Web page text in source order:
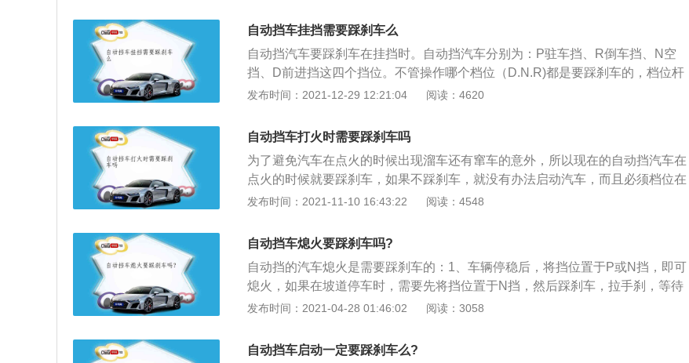
动，过高则油耗高。怠速会自动升高50至150转的情况有：1、冷启动、水温低；
2、电池亏电；3、开空调制冷。
自动挡车挂挡需要踩刹车么
自动挡汽车要踩刹车在挂挡时。自动挡汽车分别为：P驻车挡、R倒车挡、N空
挡、D前进挡这四个挡位。不管操作哪个档位（D.N.R)都是要踩刹车的，档位杆
式是推不动的如果不踩刹车的话，这里有一个安全的锁止机构的设置。车辆停车
挡；R挡，倒车挡，自动挡有一个特点，无论如何都挂不上倒挡当汽车在移动
时，所以一定要踩刹车；N档是空挡，这个争议比较大，挂空挡的时候，假如不
踩刹车，轻则溜车，重则空挡滑行。挂N挡最好还是踩刹车为了安全起见；最需
要踩刹车的挡位就是D挡，作为前进挡的D挡，要先踩刹车挂D挡在车辆起步时，
车辆会缓慢前进的前提是需要慢慢松刹车，不踩刹车前进挡是无法前进的。另
发布时间：2021-12-29 12:21:04 阅读：4620
自动挡车打火时需要踩刹车吗
为了避免汽车在点火的时候出现溜车还有窜车的意外，所以现在的自动挡汽车在
点火的时候就要踩刹车，如果不踩刹车，就没有办法启动汽车，而且必须档位在
P挡或者是N挡的时候才可以点火。汽车的很多设计都是为了安全着想的，比如像
况才设计的，有些车主比较粗心，如果在停车的时候没有拉手刹的话，汽车的变
速箱就会锁止档位P，汽车就不会溜车了。而且p挡的作用是很多的，比如像停车
时间比较长度额时候，手刹的弹性机构会因为老化，制动效果变差，但是P挡是
不会有老化问题的，可以保持一个比较良好的制动效果，避免交通事故的发生。
还有就是油门和刹车踏板都是在右边，这是为了避免人在着急的时候油门刹车一
发布时间：2021-11-10 16:43:22 阅读：4548
自动挡车熄火要踩刹车吗?
自动挡的汽车熄火是需要踩刹车的：1、车辆停稳后，将挡位置于P或N挡，即可
熄火，如果在坡道停车时，需要先将挡位置于N挡，然后踩刹车，拉手刹，等待
车辆停稳，再将挡位挂到P挡位，松开脚刹，最后熄火；2、自动变速器车在交叉
待交通信号或停车时间较长，挡杆在D位时，最好同时采用脚制动和手制动，以
发布时间：2021-04-28 01:46:02 阅读：3058
自动挡车启动一定要踩刹车么?